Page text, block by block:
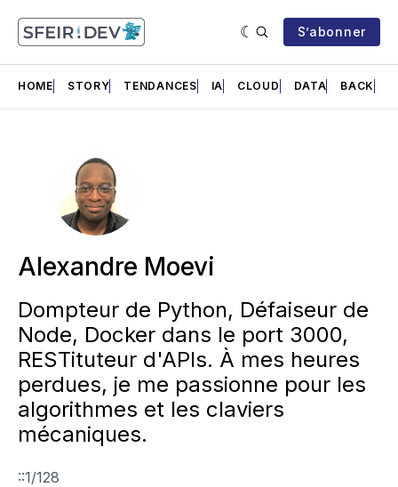
S’abonner
HOME STORY TENDANCES IA CLOUD DATA BACK
Alexandre Moevi
Dompteur de Python, Défaiseur de
Node, Docker dans le port 3000,
RESTituteur d'APIs. À mes heures
perdues, je me passionne pour les
algorithmes et les claviers
mécaniques.
::1/128